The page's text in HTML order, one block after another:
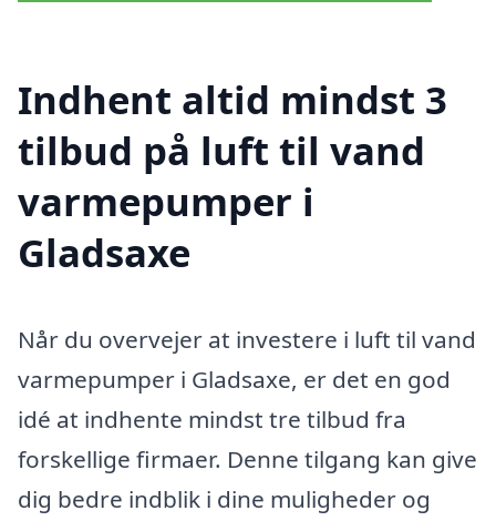
Indhent altid mindst 3
tilbud på luft til vand
varmepumper i
Gladsaxe
Når du overvejer at investere i luft til vand
varmepumper i Gladsaxe, er det en god
idé at indhente mindst tre tilbud fra
forskellige firmaer. Denne tilgang kan give
dig bedre indblik i dine muligheder og